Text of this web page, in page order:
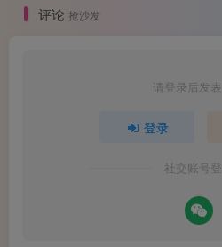
间一位道友忽然说起自己在国外
不太流利的中文说：“这个茶，有
“有骨头”吗？那是一种内在的力
评论 抢沙发
请登录后发
登录
社交账号